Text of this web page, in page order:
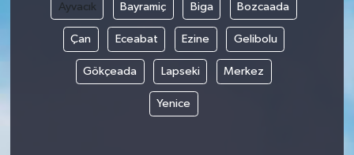
Ayvacık Bayramiç Biga Bozcaada
Çan Eceabat Ezine Gelibolu
Gökçeada Lapseki Merkez
Yenice
KÖPRÜBAŞI
SOMA
SOMA
TURGUTLU
YAZARLAR
MANİSA'NIN YÖRESEL LEZZETLERİ
MANİSA'YI KEŞFET